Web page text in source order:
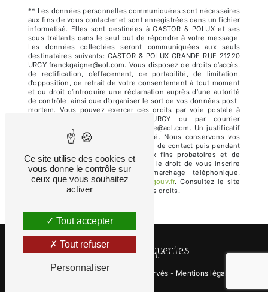
** Les données personnelles communiquées sont nécessaires
aux fins de vous contacter et sont enregistrées dans un fichier
informatisé. Elles sont destinées à CASTOR & POLUX et ses
sous-traitants dans le seul but de répondre à votre message.
Les données collectées seront communiquées aux seuls
destinataires suivants: CASTOR & POLUX GRANDE RUE 21220
URCY franckgaigne@aol.com. Vous disposez de droits d’accès,
de rectification, d’effacement, de portabilité, de limitation,
d’opposition, de retrait de votre consentement à tout moment
et du droit d’introduire une réclamation auprès d’une autorité
de contrôle, ainsi que d’organiser le sort de vos données post-
mortem. Vous pouvez exercer ces droits par voie postale à
l'adresse GRANDE RUE 21220 URCY ou par courrier
électronique à l'adresse franckgaigne@aol.com. Un justificatif
d'identité pourra vous être demandé. Nous conservons vos
données pendant la période de prise de contact puis pendant
la durée de prescription légale aux fins probatoires et de
gestion des contentieux. Vous avez le droit de vous inscrire
sur la liste d'opposition au démarchage téléphonique,
disponible à cette adresse:
Bloctel.gouv.fr. Consultez le site
cnil.fr pour plus d’informations sur vos droits.
Recherches fréquentes
Vistalid- 2026 - Tous droits réservés - Mentions légales
Ce site utilise des cookies et
vous donne le contrôle sur
ceux que vous souhaitez
activer
Tout accepter
Tout refuser
Personnaliser